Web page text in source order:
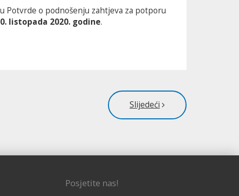
Potvrde o podnošenju zahtjeva za potporu
listopada 2020. godine.
Slijedeći
Posjetite nas!